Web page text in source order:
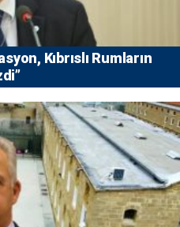
Kıbrıslı Rumların